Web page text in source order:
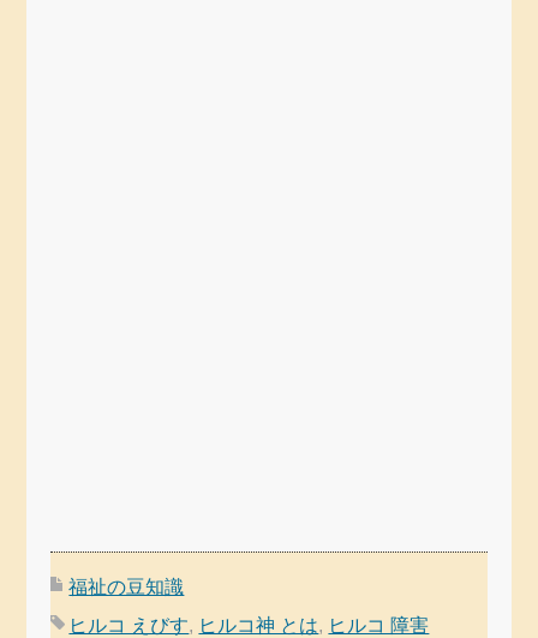
福祉の豆知識
ヒルコ えびす, ヒルコ神 とは, ヒルコ 障害